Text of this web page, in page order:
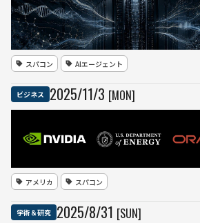
スパコン AIエージェント
ビジネス 2025/11/3 [MON]
アメリカ スパコン
学術＆研究 2025/8/31 [SUN]